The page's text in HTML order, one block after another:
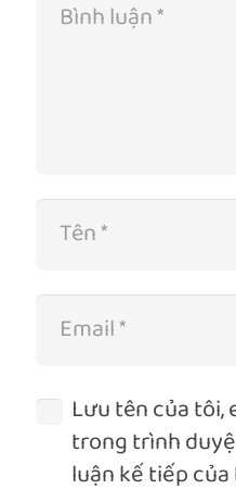
Lưu tên của tôi,
trong trình
luận kế tiếp